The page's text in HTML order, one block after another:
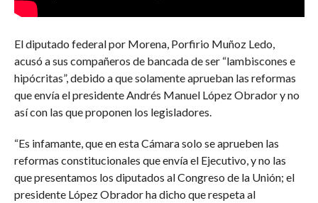
El diputado federal por Morena, Porfirio Muñoz Ledo,
acusó a sus compañeros de bancada de ser “lambiscones e
hipócritas”, debido a que solamente aprueban las reformas
que envía el presidente Andrés Manuel López Obrador y no
así con las que proponen los legisladores.
“Es infamante, que en esta Cámara solo se aprueben las
reformas constitucionales que envía el Ejecutivo, y no las
que presentamos los diputados al Congreso de la Unión; el
presidente López Obrador ha dicho que respeta al